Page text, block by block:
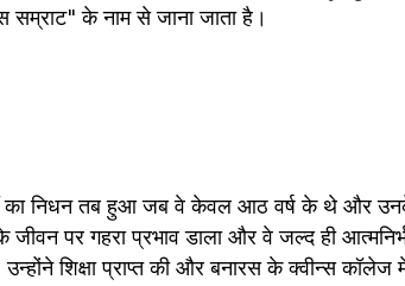
सम्राट" के नाम से जाना जाता है।
का निधन तब हुआ जब वे केवल आठ वर्ष के थे और उनके
पर गहरा प्रभाव डाला और वे जल्द ही
शिक्षा प्राप्त की और बनारस के क्वीन्स कॉलेज